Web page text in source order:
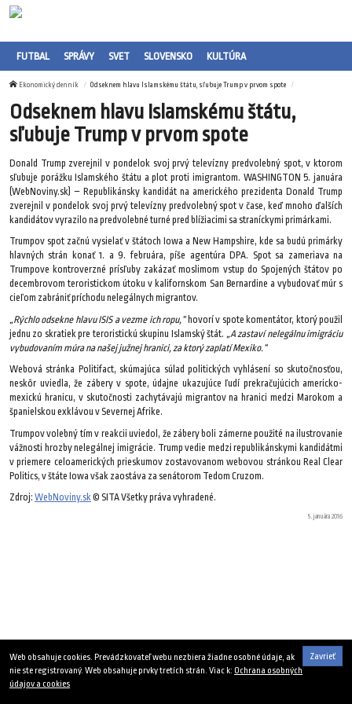
FUTBAL SPRÁVY SVET SLOVENSKO KULTÚRA
Ekonomický denník Odseknem hlavu Islamskému štátu, sľubuje Trump v prvom spote
Odseknem hlavu Islamskému štátu,
sľubuje Trump v prvom spote
Donald Trump zverejnil v pondelok svoj prvý televízny predvolebný spot, v ktorom
sľubuje porážku Islamského štátu a plot proti imigrantom. WASHINGTON 5. januára
(WebNoviny.sk) – Republikánsky kandidát na amerického prezidenta Donald Trump
zverejnil v pondelok svoj prvý televízny predvolebný spot v čase, keď mnoho ďalších
kandidátov vyrazilo na predvolebné turné pred blížiacimi sa straníckymi primárkami.
Trumpov spot začnú vysielať v štátoch Iowa a New Hampshire, kde sa budú primárky
hlavných strán konať 1. a 9. februára, píše agentúra DPA. Spot sa zameriava na
Trumpove kontroverzné prísľuby zakázať moslimom vstup do Spojených štátov po
decembrovom teroristickom útoku v kalifornskom San Bernardine a vybudovať múr s
cieľom zabrániť príchodu nelegálnych migrantov.
„Rýchlo odsekne hlavu ISIS a vezme ich ropu,“hovorí v spote komentátor, ktorý použil
jednu zo skratiek pre teroristickú skupinu Islamský štát. „A zastaví nelegálnu imigráciu
vybudovaním múra na našej južnej hranici, za ktorý zaplatí Mexiko.“
Webová stránka Politifact, skúmajúca súlad politických vyhlásení so skutočnosťou,
neskôr uviedla, že zábery v spote, údajne ukazujúce ľudí prekračujúcich americko-
mexickú hranicu, v skutočnosti zachytávajú migrantov na hranici medzi Marokom a
španielskou exklávou v Severnej Afrike.
Trumpov volebný tím v reakcii uviedol, že zábery boli zámerne použité na ilustrovanie
vážnosti hrozby nelegálnej imigrácie. Trump vedie medzi republikánskymi kandidátmi
v priemere celoamerických prieskumov zostavovanom webovou stránkou Real Clear
Politics, v štáte Iowa však zaostáva za senátorom Tedom Cruzom.
Zdroj: WebNoviny.sk© SITA Všetky práva vyhradené.
5. januára 2016
Zavrieť
Web obsahuje cookies. Prevádzkovateľ webu nezbiera žiadne osobné údaje, ak
nie ste registrovaný. Web obsahuje prvky tretích strán. Viac k: Ochrana osobných
údajov a cookies